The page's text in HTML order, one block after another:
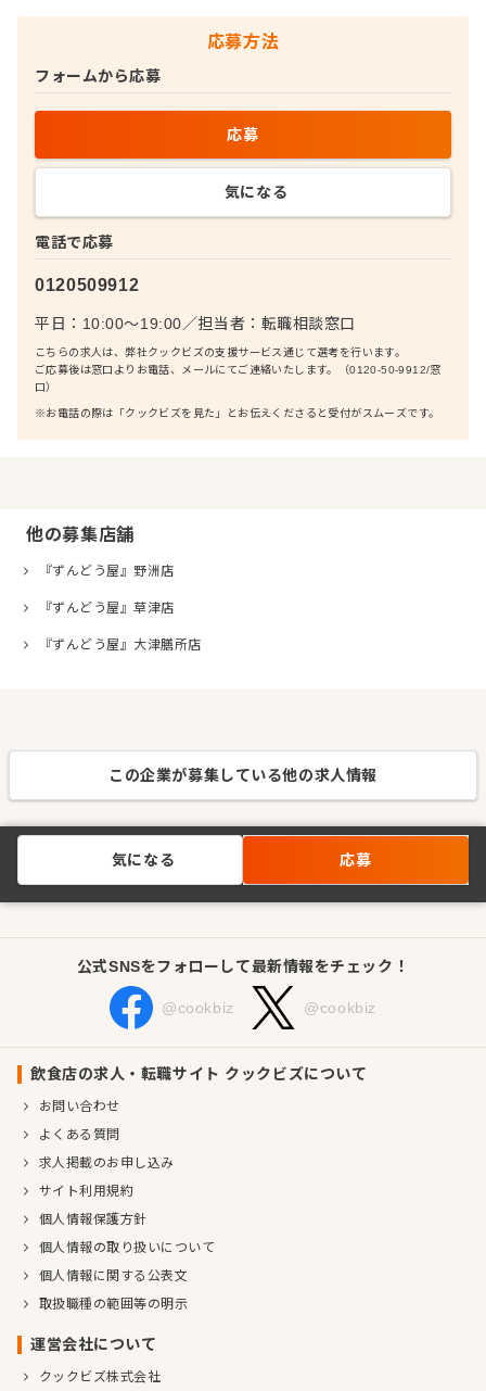
応募方法
電話で応募
0120509912
平日：10:00〜19:00／担当者： 転職相談窓口
こちらの求人は、弊社クックビズの支援サービス通じて選考を行います。
ご応募後は窓口よりお電話、メールにてご連絡いたします。（0120-50-9912/窓
口）
※お電話の際は「クックビズを見た」とお伝えくださると受付がスムーズです。
フォームから応募
応募
気になる
他の募集店舗
『ずんどう屋』野洲店
『ずんどう屋』草津店
『ずんどう屋』大津膳所店
この企業が募集している他の求人情報
気になる 応募
公式SNSをフォローして最新情報をチェック！
@cookbiz @cookbiz
飲食店の求人・転職サイト クックビズについて
お問い合わせ
よくある質問
求人掲載のお申し込み
サイト利用規約
個人情報保護方針
個人情報の取り扱いについて
個人情報に関する公表文
取扱職種の範囲等の明示
運営会社について
クックビズ株式会社